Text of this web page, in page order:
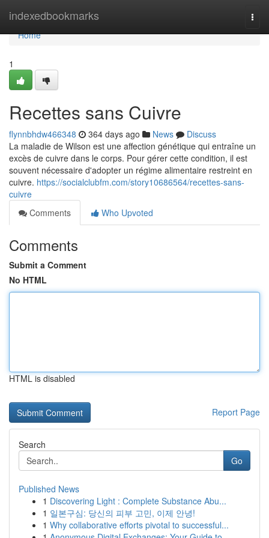
indexedbookmarks
Home
Home
1
Recettes sans Cuivre
flynnbhdw466348 364 days ago News
Discuss
La maladie de Wilson est une affection génétique qui entraîne un
excès de cuivre dans le corps. Pour gérer cette condition, il est
souvent nécessaire d'adopter un régime alimentaire restreint en
cuivre. https://socialclubfm.com/story10686564/recettes-sans-
cuivre
Comments
Who Upvoted
Comments
Submit a Comment
No HTML
HTML is disabled
Report Page
Search
Go
Published News
1 Discovering Light : Complete Substance Abu...
1 일본구심: 당신의 피부 고민, 이제 안녕!
1 Why collaborative efforts pivotal to successful...